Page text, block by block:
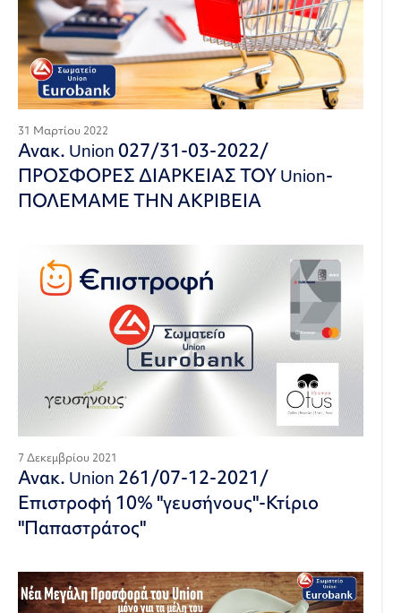
31 Μαρτίου 2022
Ανακ. Union 027/31-03-2022/
ΠΡΟΣΦΟΡΕΣ ΔΙΑΡΚΕΙΑΣ ΤΟΥ Union-
ΠΟΛΕΜΑΜΕ ΤΗΝ ΑΚΡΙΒΕΙΑ
7 Δεκεμβρίου 2021
Ανακ. Union 261/07-12-2021/
Επιστροφή 10% "γευσήνους"-Κτίριο
"Παπαστράτος"